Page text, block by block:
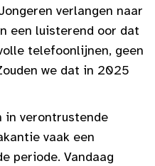
verlangen naar
een luisterend oor dat
telefoonlijnen, geen
we dat in 2025
in verontrustende
vaak een
periode. Vandaag